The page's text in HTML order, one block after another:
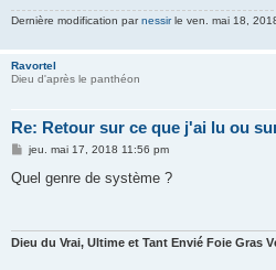
Dernière modification parnessirle ven. mai 18,
Ravortel
Dieu d'après le panthéon
Re: Retour sur ce que j'ai lu ou
M
s
jeu. mai 17, 2018 11:56 pm
Quel genre de système ?
Dieu du Vrai, Ultime et Tant Envié Foie Gras